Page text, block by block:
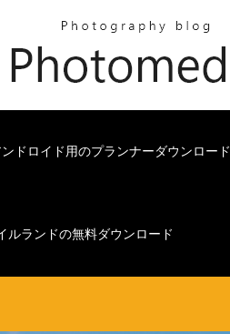
ンドロイド用のプランナーダウンロード
ランドの無料ダウンロード